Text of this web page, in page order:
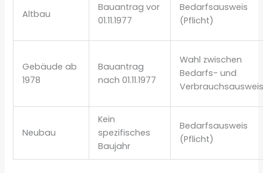
Altbau
Bauantrag vor
01.11.1977
Bedarfsausweis
(Pflicht)
Gebäude ab
1978
Bauantrag
nach 01.11.1977
Wahl zwischen
Bedarfs- und
Neubau
Kein
spezifisches
Baujahr
Bedarfsausweis
(Pflicht)